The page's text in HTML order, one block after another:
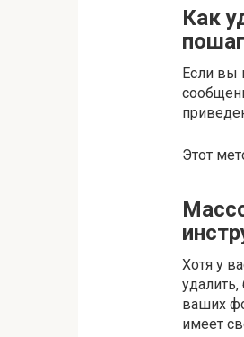
Как
Если вы
Этот
Хотя у
ваших
имеет